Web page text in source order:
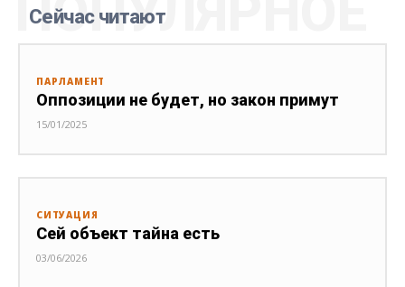
Сейчас читают
ПАРЛАМЕНТ
Оппозиции не будет, но закон примут
15/01/2025
СИТУАЦИЯ
Сей объект тайна есть
03/06/2026